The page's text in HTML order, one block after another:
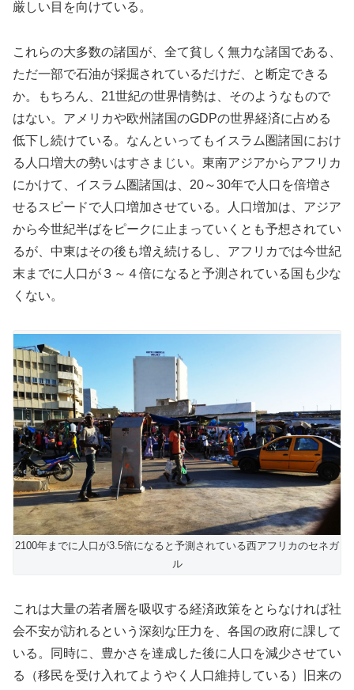
厳しい目を向けている。
これらの大多数の諸国が、全て貧しく無力な諸国である、
ただ一部で石油が採掘されているだけだ、と断定できる
か。もちろん、21世紀の世界情勢は、そのようなもので
はない。アメリカや欧州諸国のGDPの世界経済に占める
低下し続けている。なんといってもイスラム圏諸国におけ
る人口増大の勢いはすさまじい。東南アジアからアフリカ
にかけて、イスラム圏諸国は、20～30年で人口を倍増さ
せるスピードで人口増加させている。人口増加は、アジア
から今世紀半ばをピークに止まっていくとも予想されてい
るが、中東はその後も増え続けるし、アフリカでは今世紀
末までに人口が３～４倍になると予測されている国も少な
くない。
2100年までに人口が3.5倍になると予測されている西アフリカのセネガ
ル
これは大量の若者層を吸収する経済政策をとらなければ社
会不安が訪れるという深刻な圧力を、各国の政府に課して
いる。同時に、豊かさを達成した後に人口を減少させてい
る（移民を受け入れてようやく人口維持している）旧来の